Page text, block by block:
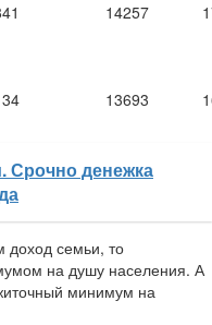
14257
13693
Срочно денежка
доход семьи, то
на душу населения. А
минимум на